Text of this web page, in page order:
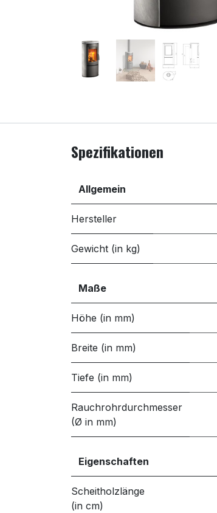
Spezifikationen
Allgemein
Hersteller
Gewicht (in kg)
Maße
Höhe (in mm)
Breite (in mm)
Tiefe (in mm)
Rauchrohrdurchmesser
(Ø in mm)
Eigenschaften
Scheitholzlänge
(in cm)